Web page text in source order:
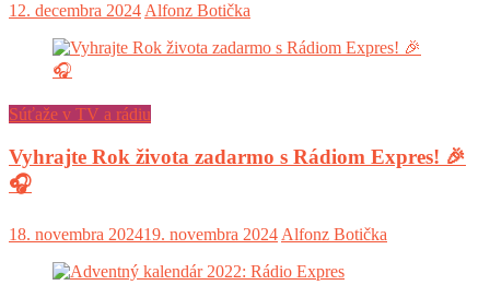
12. decembra 2024 Alfonz Botička
Súťaže v TV a rádiu
Vyhrajte Rok života zadarmo s Rádiom Expres! 🎉
🎧
18. novembra 202419. novembra 2024 Alfonz Botička